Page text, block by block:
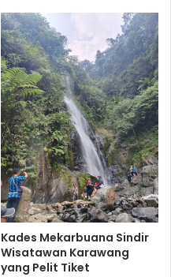
Kades Mekarbuana Sindir
Wisatawan Karawang
yang Pelit Tiket